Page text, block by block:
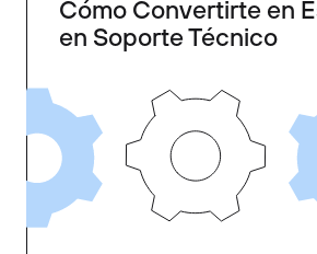
Cómo Convertirte en
en Soporte Técnico